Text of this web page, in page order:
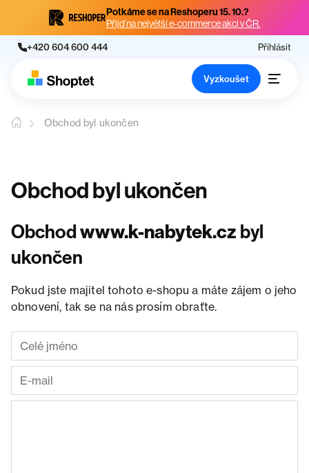
Potkáme se na Reshoperu 15. 10.?
Přijď na největší e-commerce akci v ČR.
+420 604 600 444 Přihlásit
Vyzkoušet
Obchod byl ukončen
Obchod byl ukončen
Obchodwww.k-nabytek.cz byl
ukončen
Pokud jste majitel tohoto e-shopu a máte zájem o jeho
obnovení, tak se na nás prosím obraťte.